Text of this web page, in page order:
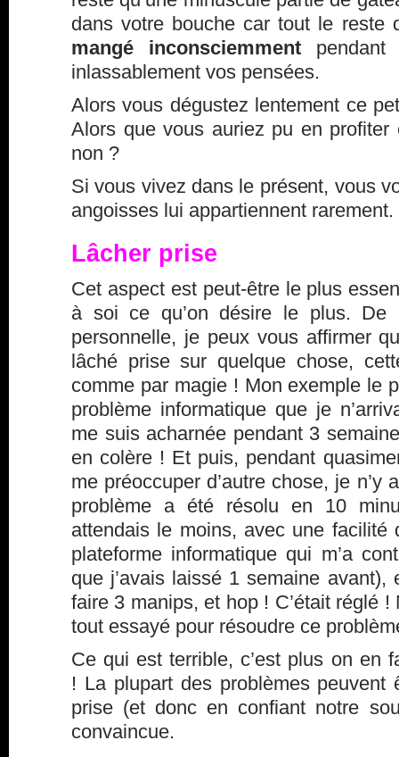
dans votre bouche car tout le
mangé inconsciemment pendant
inlassablement vos pensées.
Alors vous dégustez lentement ce
Alors que vous auriez pu en profiter
non ?
Si vous vivez dans le présent, vous
angoisses lui appartiennent rarement.
Lâcher prise
Cet aspect est peut-être le plus
à soi ce qu’on désire le plus. De
personnelle, je peux vous affirmer
lâché prise sur quelque chose,
comme par magie ! Mon exemple le
problème informatique que je
me suis acharnée pendant 3
en colère ! Et puis, pendant
me préoccuper d’autre chose, je n’y
problème a été résolu en 10
attendais le moins, avec une facilité
plateforme informatique qui m’a
que j’avais laissé 1 semaine avant),
faire 3 manips, et hop ! C’était réglé !
tout essayé pour résoudre ce
Ce qui est terrible, c’est plus on en
! La plupart des problèmes peuvent
prise (et donc en confiant notre
convaincue.